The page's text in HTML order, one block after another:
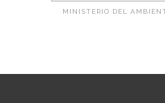
MINISTERIO DEL